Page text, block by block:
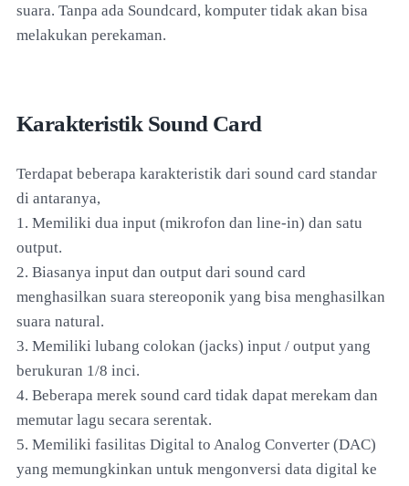
suara. Tanpa ada Soundcard, komputer tidak akan bisa
melakukan perekaman.
Karakteristik Sound Card
Terdapat beberapa karakteristik dari sound card standar
di antaranya,
1. Memiliki dua input (mikrofon dan line-in) dan satu
output.
2. Biasanya input dan output dari sound card
menghasilkan suara stereoponik yang bisa menghasilkan
suara natural.
3. Memiliki lubang colokan (jacks) input / output yang
berukuran 1/8 inci.
4. Beberapa merek sound card tidak dapat merekam dan
memutar lagu secara serentak.
5. Memiliki fasilitas Digital to Analog Converter (DAC)
yang memungkinkan untuk mengonversi data digital ke